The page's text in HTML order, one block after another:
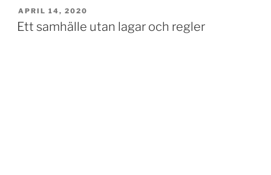
PUBLICERAT
APRIL 14, 2020
Ett samhälle utan lagar och regler